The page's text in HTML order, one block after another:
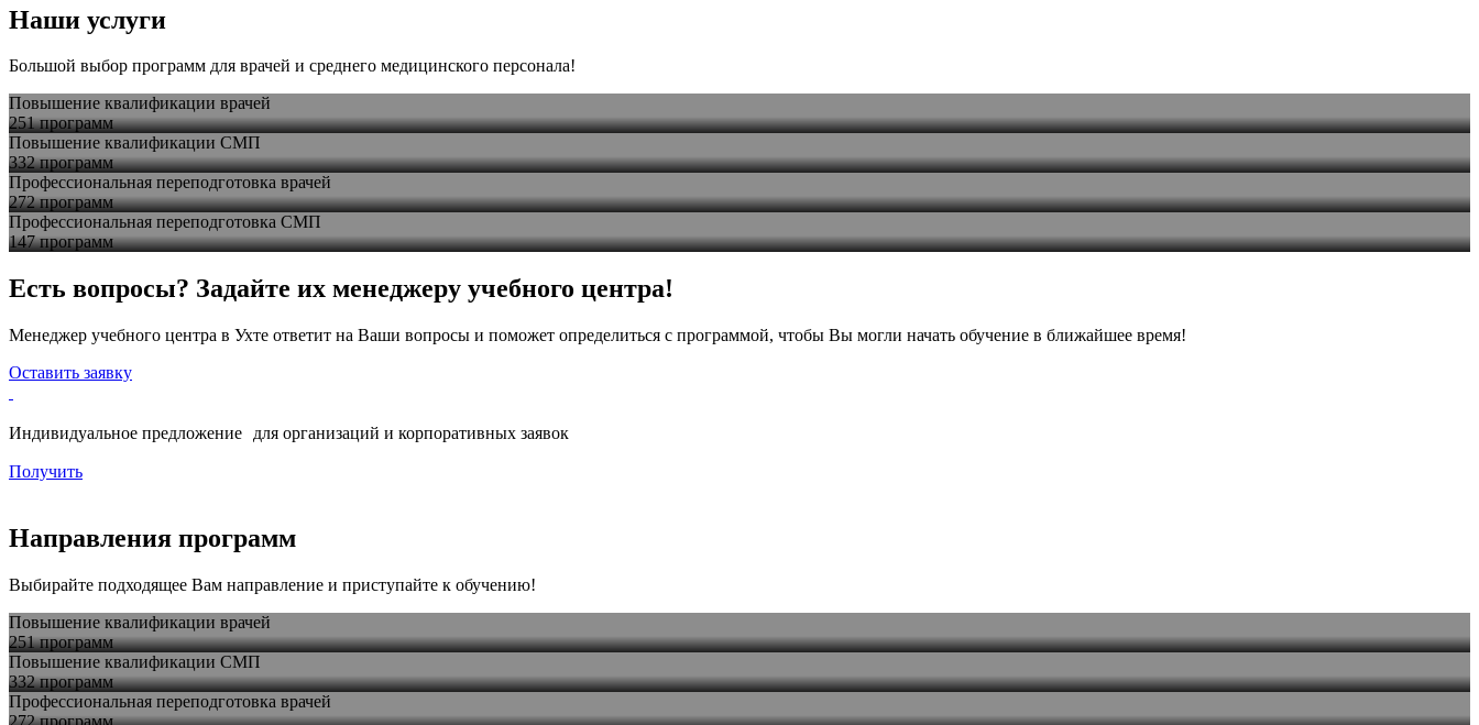
Наши услуги
Большой выбор программ для врачей и среднего медицинского персонала!
Повышение квалификации врачей
251 программ
Повышение квалификации СМП
332 программ
Профессиональная переподготовка врачей
272 программ
Профессиональная переподготовка СМП
147 программ
Есть вопросы? Задайте их менеджеру учебного центра!
Менеджер учебного центра в Ухте ответит на Ваши вопросы и поможет определиться с программой, чтобы Вы могли начать обучение в ближайшее время!
Оставить заявку
Индивидуальное предложение для организаций и корпоративных заявок
Получить
Направления программ
Выбирайте подходящее Вам направление и приступайте к обучению!
Повышение квалификации врачей
251 программ
Повышение квалификации СМП
332 программ
Профессиональная переподготовка врачей
272 программ